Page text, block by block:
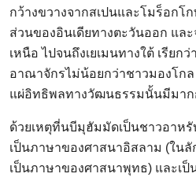
กว้างขวางจากสเปนและโมร็อกโ
ส่วนของอินเดียทางตะวันออก แล
เหนือ ไปจนถึงเยเมนทางใต้ เรียก
อาณาจักรไม่น้อยกว่าชาวมองโก
แผ่อิทธิพลทางวัฒนธรรมนั้นมีมาก
ด้วยเหตุที่นบีมุฮัมมัดเป็นชาวอาห
เป็นภาษาของศาสนาอิสลาม (ใน
เป็นภาษาของศาสนาพุทธ) และเ